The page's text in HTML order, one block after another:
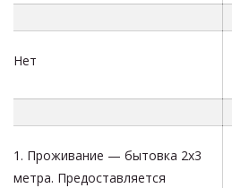
Нет
1. Проживание — бытовка 2х3
метра. Предоставляется